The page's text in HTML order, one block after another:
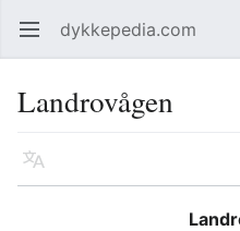
Åpne hovedmenyen dykkepedia.com
Landrovågen
Språk